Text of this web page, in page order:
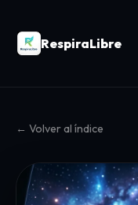
RespiraLibre
← Volver al índice